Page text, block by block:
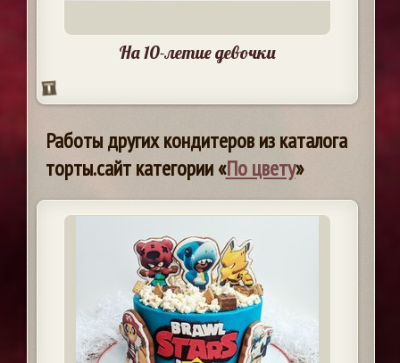
На 10-летие девочки
Работы других кондитеров из каталога
торты.сайт категории «По цвету»